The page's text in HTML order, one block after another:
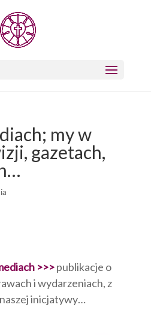
my w
gazetach,
>>>publikacje o
i wydarzeniach, z
naszej inicjatywy…